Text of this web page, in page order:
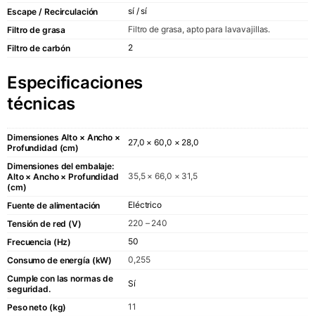
Escape / Recirculación
sí / sí
Filtro de grasa
Filtro de grasa, apto para lavavajillas.
Filtro de carbón
2
Especificaciones
técnicas
Dimensiones Alto × Ancho ×
Profundidad (cm)
27,0 × 60,0 × 28,0
Dimensiones del embalaje:
Alto × Ancho × Profundidad
(cm)
35,5 × 66,0 × 31,5
Fuente de alimentación
Eléctrico
Tensión de red (V)
220 – 240
Frecuencia (Hz)
50
Consumo de energía (kW)
0,255
Cumple con las normas de
seguridad.
Sí
Peso neto (kg)
11